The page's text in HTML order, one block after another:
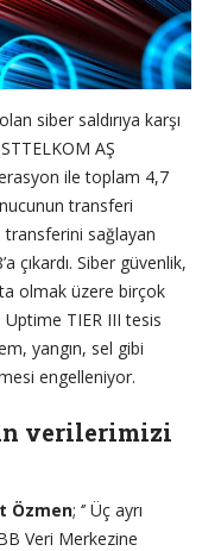
siber saldırıya karşı
AŞ
ile toplam 4,7
transferi
transferini sağlayan
çıkardı. Siber güvenlik,
olmak üzere birçok
TIER III tesis
yangın, sel gibi
engelleniyor.
verilerimizi
Özmen; ‘’ Üç ayrı
Veri Merkezine